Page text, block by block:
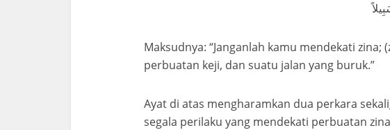
Maksudnya: “Janganlah kamu mendekati zina;
perbuatan keji, dan suatu jalan yang buruk.”
Ayat di atas mengharamkan dua perkara
segala perilaku yang mendekati perbuatan